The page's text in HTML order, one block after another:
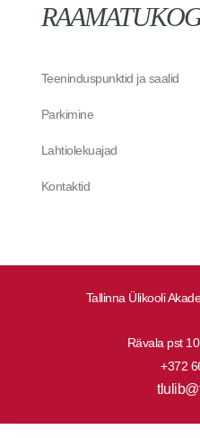
Tallinna Ülikooli
Rävala pst
+372
Teeninduspunktid ja saalid
Parkimine
Lahtiolekuajad
Kontaktid